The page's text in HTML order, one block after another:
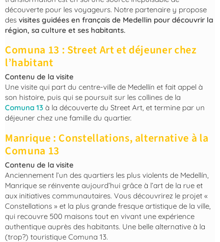
découverte pour les voyageurs. Notre partenaire y propose
des visites guidées en français de Medellin pour découvrir la
région, sa culture et ses habitants.
Comuna 13 : Street Art et déjeuner chez
l’habitant
Contenu de la visite
Une visite qui part du centre-ville de Medellín et fait appel à
son histoire, puis qui se poursuit sur les collines de la
Comuna 13 à la découverte du Street Art, et termine par un
déjeuner chez une famille du quartier.
Manrique : Constellations, alternative à la
Comuna 13
Contenu de la visite
Anciennement l’un des quartiers les plus violents de Medellín,
Manrique se réinvente aujourd’hui grâce à l’art de la rue et
aux initiatives communautaires. Vous découvrirez le projet «
Constellations » et la plus grande fresque artistique de la ville,
qui recouvre 500 maisons tout en vivant une expérience
authentique auprès des habitants. Une belle alternative à la
(trop?) touristique Comuna 13.